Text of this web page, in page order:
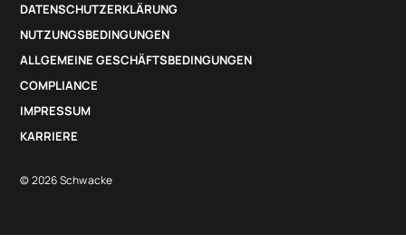
DATENSCHUTZERKLÄRUNG
NUTZUNGSBEDINGUNGEN
ALLGEMEINE GESCHÄFTSBEDINGUNGEN
COMPLIANCE
IMPRESSUM
KARRIERE
© 2026 Schwacke